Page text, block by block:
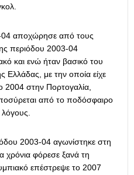
04 αποχώρησε από τους
περιόδου 2003-04
και ενώ ήταν βασικό του
Ελλάδας, με την οποία είχε
2004 στην Πορτογαλία,
από το ποδόσφαιρο
λόγους.
2003-04 αγωνίστηκε στη
χρόνια φόρεσε ξανά τη
επέστρεψε το 2007